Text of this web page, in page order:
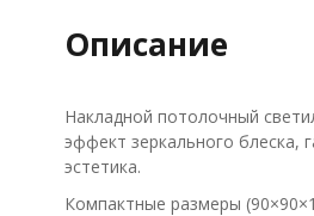
Описание
Накладной потолочный
эффект зеркального
эстетика.
Компактные размеры